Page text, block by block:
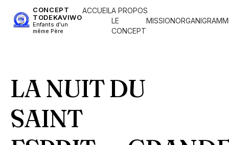
CONCEPT
TODEKAVIWO
Enfants d'un
même Père
ACCUEILA PROPOS
LE
CONCEPT
MISSION
LA NUIT DU
SAINT